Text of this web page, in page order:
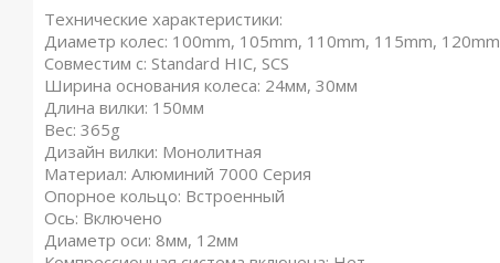
Технические характеристики:
Диаметр колес: 100mm, 105mm, 110mm, 115mm, 120mm
Совместим с: Standard HIC, SCS
Ширина основания колеса: 24мм, 30мм
Длина вилки: 150мм
Вес: 365g
Дизайн вилки: Монолитная
Материал: Алюминий 7000 Серия
Опорное кольцо: Встроенный
Ось: Включено
Диаметр оси: 8мм, 12мм